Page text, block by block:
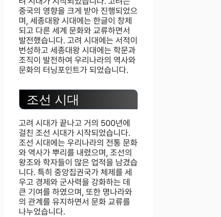
중국의 영향을 크게 받아 진행되었으
며, 세종대왕 시대에는 한글이 창제
되고 다른 세계 문화와 교류하면서
발전했습니다. 고려 시대에는 서적이
번성하고 세종대왕 시대에는 학문과
조직이 발전하여 우리나라의 역사와
문화의 터닝포인트가 되었습니다.
조선 시대
고려 시대가 끝나고 거의 500년에
걸친 조선 시대가 시작되었습니다.
조선 시대에는 우리나라의 전통 문화
와 역사가 뿌리를 내렸으며, 조선의
왕조와 학자들이 많은 업적을 남겼습
니다. 특히 중앙집권국가 체제를 세
우고 경제와 군사력을 강화하는 데
큰 기여를 하였으며, 또한 명나라와
의 관계를 유지하면서 문화 교류를
나누었습니다.